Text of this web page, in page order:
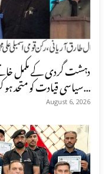
دہشت گردی کے مکمل
سیاسی قیادت کو متحد ہو کر مؤثر حکمت عملی اپنانا ہوگی، طارق...
August 6, 2026